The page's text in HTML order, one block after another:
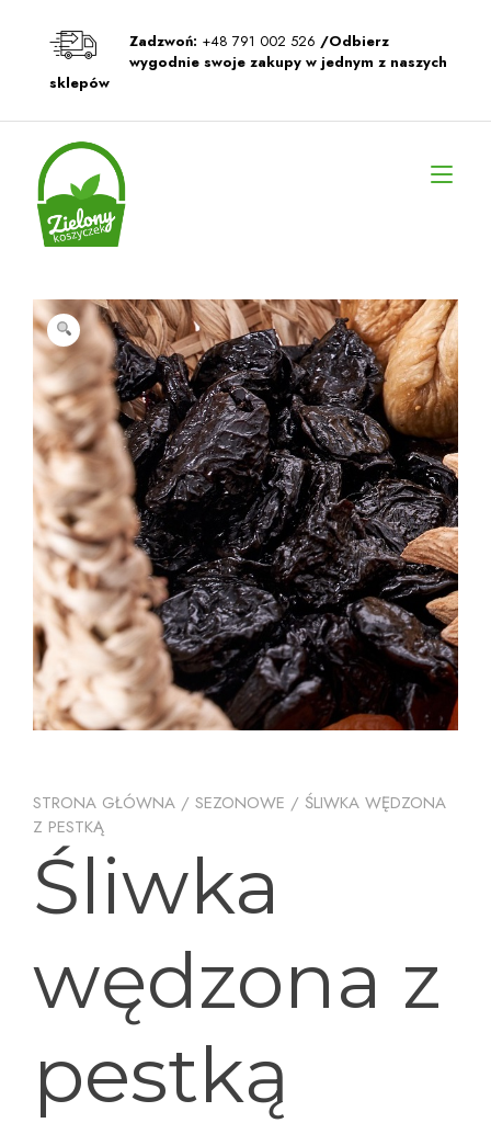
Zadzwoń: +48 791 002 526 /Odbierz
wygodnie swoje zakupy w jednym z naszych
sklepów
STRONA GŁÓWNA / SEZONOWE / ŚLIWKA WĘDZONA
Z PESTKĄ
Śliwka
wędzona z
pestką